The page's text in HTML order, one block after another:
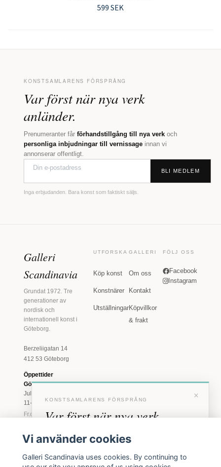
599 SEK
KONSTSAMLARENS FÖRSPRÅNG
Var först när nya verk
anländer.
Prenumeranter får förhandstillgång till nya verk och
personliga inbjudningar till vernissage innan vi
annonserar offentligt.
BLI MEDLEM
Inga erbjudanden. Bara konst som faktiskt säljs.
Galleri
Scandinavia
Grundat 1972. Tre
generationer av
nordisk och
internationell konst i
Göteborg.
Berzeliigatan 14
412 53 Göteborg
Öppettider
Göteborg
Juli: Tis 11-18 · Lör
11-16
Fr.o.m. augusti: Tis-
16
23 juni - 16 augusti
UTFORSKA
Köp konst
Konstnärer
Utställningar
GALLERI
Om oss
Kontakt
Köpvillkor
& frakt
FÖLJ OSS
Facebook
Instagram
×
KONSTSAMLARENS FÖRSPRÅNG
Var först när nya verk
anländer
inbjudningar till vernissage, innan vi annonserar
Vi använder cookies
Galleri Scandinavia uses cookies. By continuing to